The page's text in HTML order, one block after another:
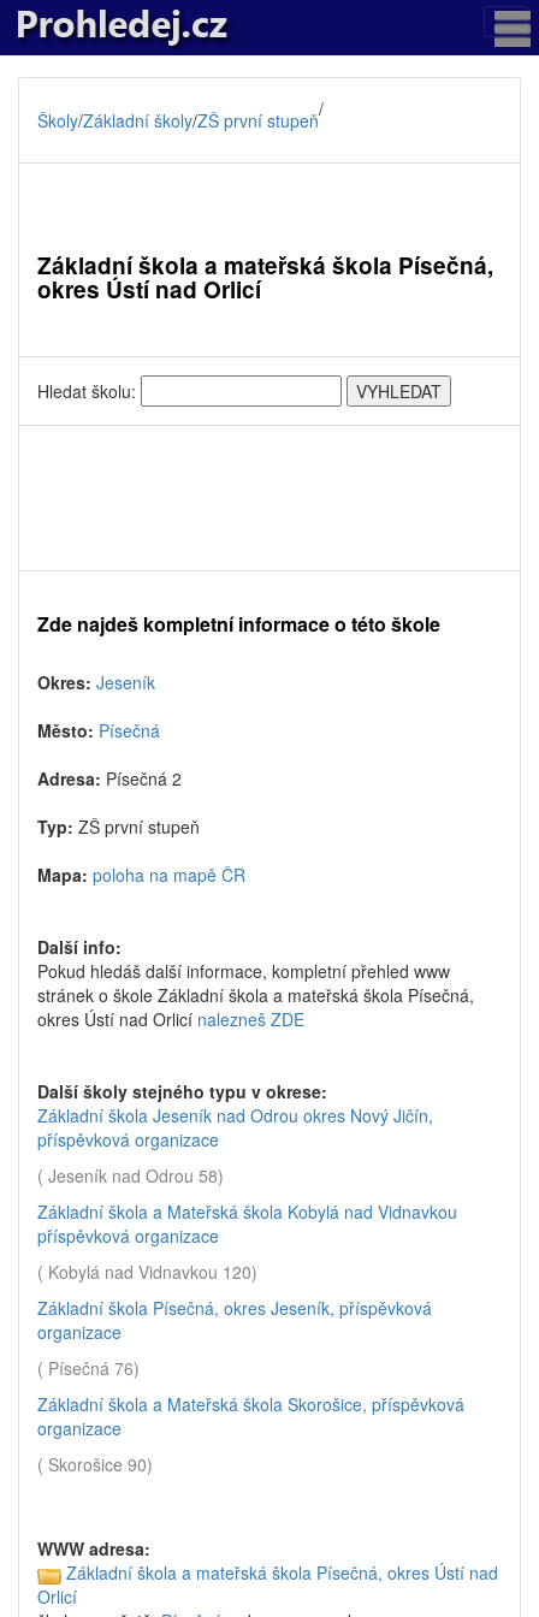
Školy/Základní školy/ZŠ první stupeň/
Základní škola a mateřská škola Písečná,
okres Ústí nad Orlicí
Hledat školu:
Zde najdeš kompletní informace o této škole
Okres: Jeseník
Město: Písečná
Adresa: Písečná 2
Typ: ZŠ první stupeň
Mapa: poloha na mapě ČR
Další info:
Pokud hledáš další informace, kompletní přehled www
stránek o škole Základní škola a mateřská škola Písečná,
okres Ústí nad Orlicí nalezneš ZDE
Další školy stejného typu v okrese:
Základní škola Jeseník nad Odrou okres Nový Jičín,
příspěvková organizace
( Jeseník nad Odrou 58)
Základní škola a Mateřská škola Kobylá nad Vidnavkou
příspěvková organizace
( Kobylá nad Vidnavkou 120)
Základní škola Písečná, okres Jeseník, příspěvková
organizace
( Písečná 76)
Základní škola a Mateřská škola Skorošice, příspěvková
organizace
( Skorošice 90)
WWW adresa:
Základní škola a mateřská škola Písečná, okres Ústí nad
Orlicí